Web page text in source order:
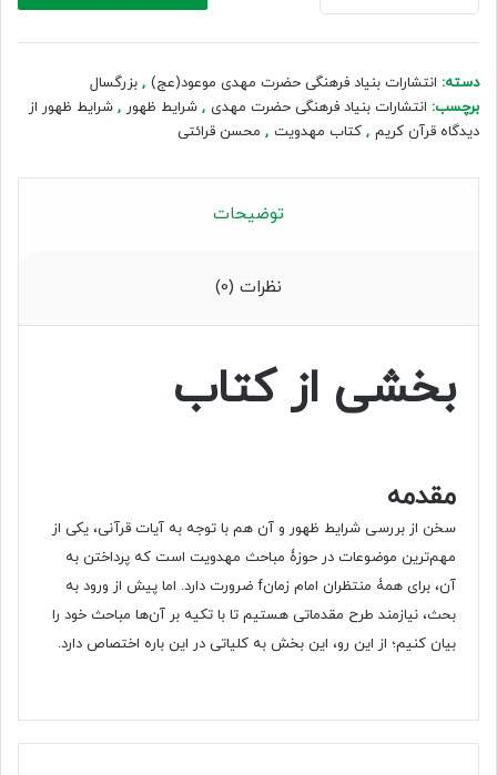
از
دیدگاه
کریم
عدد
دسته: انتشارات بنیاد فرهنگی حضرت مهدی موعود(عج) , بزرگسال
برچسب: انتشارات بنیاد فرهنگی حضرت مهدی , شرایط ظهور , شرایط ظهور از
دیدگاه قرآن کریم , کتاب مهدویت , محسن قرائتی
توضیحات
نظرات (0)
بخشی از کتاب
مقدمه
سخن از بررسی شرایط ظهور و آن هم با توجه به آیات قرآنی، یکی از
مهم‌ترین موضوعات در حوزۀ مباحث مهدویت است که پرداختن به
آن، برای همۀ منتظران امام زمانf ضرورت دارد. اما پیش از ورود به
بحث، نیازمند طرح مقدماتی هستیم تا با تکیه بر آن‌ها مباحث خود را
بیان کنیم؛ از این رو، این بخش به کلیاتی در این باره اختصاص دارد.